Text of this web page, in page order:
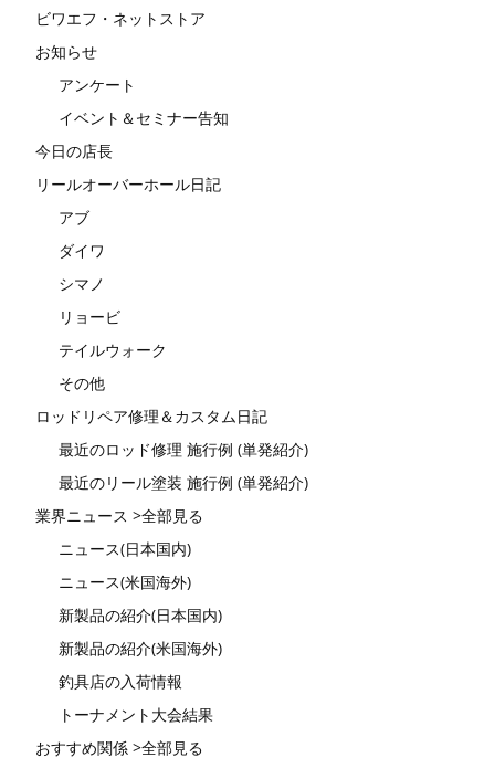
ビワエフ・ネットストア
お知らせ
アンケート
イベント＆セミナー告知
今日の店長
リールオーバーホール日記
アブ
ダイワ
シマノ
リョービ
テイルウォーク
その他
ロッドリペア修理＆カスタム日記
最近のロッド修理 施行例 (単発紹介)
最近のリール塗装 施行例 (単発紹介)
業界ニュース >全部見る
ニュース(日本国内)
ニュース(米国海外)
新製品の紹介(日本国内)
新製品の紹介(米国海外)
釣具店の入荷情報
トーナメント大会結果
おすすめ関係 >全部見る